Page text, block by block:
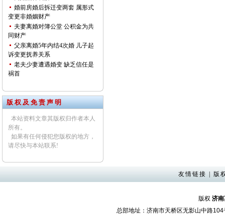
婚前房婚后拆迁变两套 属形式
变更非婚姻财产
夫妻离婚对簿公堂 公积金为共
同财产
父亲离婚5年内结4次婚 儿子起
诉变更抚养关系
老夫少妻遭遇婚变 缺乏信任是
祸首
版 权 及 免 责 声 明
本站资料文章其版权归作者本人
所有。
如果有任何侵犯您版权的地方，
请尽快与本站联系!
友情链接 版
版权 济
总部地址：济南市天桥区无影山中路